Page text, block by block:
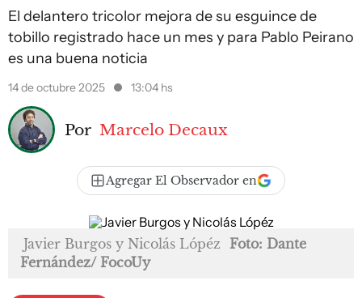
El delantero tricolor mejora de su esguince de
tobillo registrado hace un mes y para Pablo Peirano
es una buena noticia
14 de octubre 2025 13:04 hs
Por Marcelo Decaux
Agregar El Observador en
Javier Burgos y Nicolás Lópéz Foto: Dante
Fernández/ FocoUy